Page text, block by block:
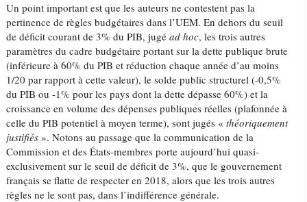
Un point important est que les auteurs ne contestent pas la
pertinence de règles budgétaires dans l’UEM. En dehors du seuil
de déficit courant de 3% du PIB, jugéad hoc, les trois autres
paramètres du cadre budgétaire portant sur la dette publique brute
(inférieure à 60% du PIB et réduction chaque année d’au moins
1/20 par rapport à cette valeur), le solde public structurel (-0,5%
du PIB ou -1% pour les pays dont la dette dépasse 60%) et la
croissance en volume des dépenses publiques réelles (plafonnée à
celle du PIB potentiel à moyen terme), sont jugés «théoriquement
justifiés ». Notons au passage que la communication de la
Commission et des États-membres porte aujourd’hui quasi-
exclusivement sur le seuil de déficit de 3%, que le gouvernement
français se flatte de respecter en 2018, alors que les trois autres
règles ne le sont pas, dans l’indifférence générale.